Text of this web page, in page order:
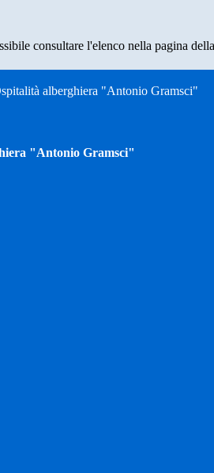
consultare l'elenco nella pagina
alberghiera "Antonio Gramsci"
"Antonio Gramsci"